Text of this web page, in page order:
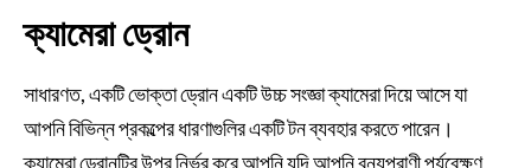
ক্যামেরা ড্রোন
সাধারণত, একটি ভোক্তা ড্রোন একটি উচ্চ সংজ্ঞা ক্যামেরা দিয়ে আসে যা
আপনি বিভিন্ন প্রকল্পের ধারণাগুলির একটি টন ব্যবহার করতে পারেন।
ক্যামেরা ড্রোনটির উপর নির্ভর করে আপনি যদি আপনি বন্যপ্রাণী পর্যবেক্ষণ